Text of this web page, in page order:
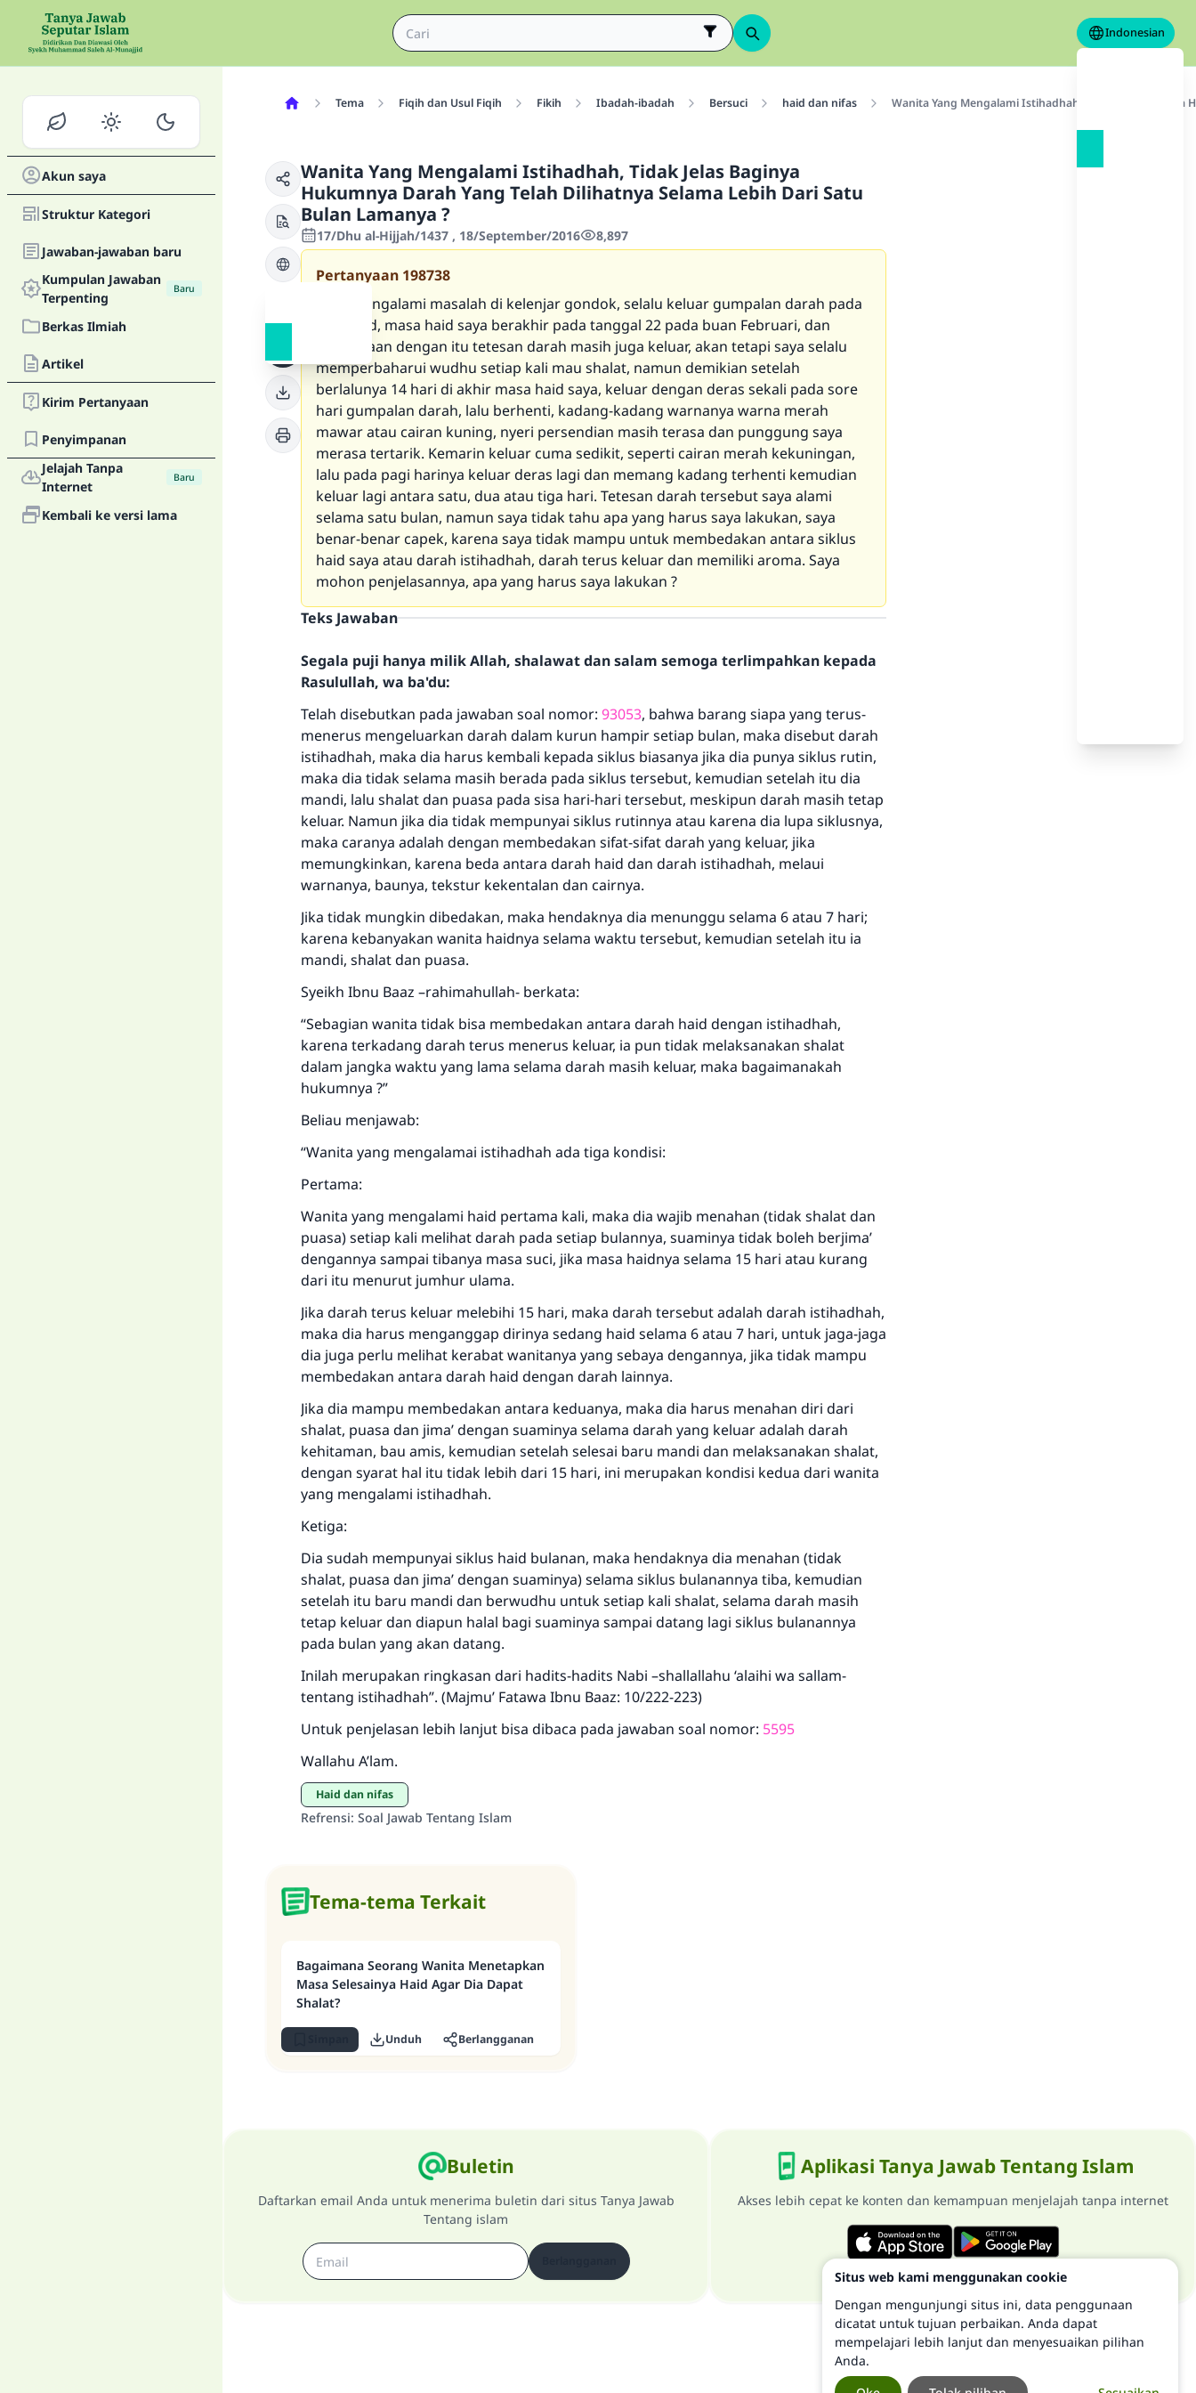
Indonesian
Akun saya
Struktur Kategori
Jawaban-jawaban baru
Kumpulan Jawaban
Terpenting
Baru
Berkas Ilmiah
Artikel
Kirim Pertanyaan
Penyimpanan
Jelajah Tanpa
Internet
Baru
Kembali ke versi lama
Tema Fiqih dan Usul Fiqih Fikih Ibadah-ibadah Bersuci haid dan nifas Wanita Yang Mengalami Istihadhah, Tidak Jelas Baginya
Wanita Yang Mengalami Istihadhah, Tidak Jelas Baginya
Hukumnya Darah Yang Telah Dilihatnya Selama Lebih Dari Satu
Bulan Lamanya ?
17/Dhu al-Hijjah/1437 , 18/September/2016 8,897
Pertanyaan 198738
Saya mengalami masalah di kelenjar gondok, selalu keluar gumpalan darah pada
saat haid, masa haid saya berakhir pada tanggal 22 pada buan Februari, dan
bersamaan dengan itu tetesan darah masih juga keluar, akan tetapi saya selalu
memperbaharui wudhu setiap kali mau shalat, namun demikian setelah
berlalunya 14 hari di akhir masa haid saya, keluar dengan deras sekali pada sore
hari gumpalan darah, lalu berhenti, kadang-kadang warnanya warna merah
mawar atau cairan kuning, nyeri persendian masih terasa dan punggung saya
merasa tertarik. Kemarin keluar cuma sedikit, seperti cairan merah kekuningan,
lalu pada pagi harinya keluar deras lagi dan memang kadang terhenti kemudian
keluar lagi antara satu, dua atau tiga hari. Tetesan darah tersebut saya alami
selama satu bulan, namun saya tidak tahu apa yang harus saya lakukan, saya
benar-benar capek, karena saya tidak mampu untuk membedakan antara siklus
haid saya atau darah istihadhah, darah terus keluar dan memiliki aroma. Saya
mohon penjelasannya, apa yang harus saya lakukan ?
Teks Jawaban
Segala puji hanya milik Allah, shalawat dan salam semoga terlimpahkan kepada
Rasulullah, wa ba'du:
Telah disebutkan pada jawaban soal nomor: 93053, bahwa barang siapa yang terus-
menerus mengeluarkan darah dalam kurun hampir setiap bulan, maka disebut darah
istihadhah, maka dia harus kembali kepada siklus biasanya jika dia punya siklus rutin,
maka dia tidak selama masih berada pada siklus tersebut, kemudian setelah itu dia
mandi, lalu shalat dan puasa pada sisa hari-hari tersebut, meskipun darah masih tetap
keluar. Namun jika dia tidak mempunyai siklus rutinnya atau karena dia lupa siklusnya,
maka caranya adalah dengan membedakan sifat-sifat darah yang keluar, jika
memungkinkan, karena beda antara darah haid dan darah istihadhah, melaui
warnanya, baunya, tekstur kekentalan dan cairnya.
Jika tidak mungkin dibedakan, maka hendaknya dia menunggu selama 6 atau 7 hari;
karena kebanyakan wanita haidnya selama waktu tersebut, kemudian setelah itu ia
mandi, shalat dan puasa.
Syeikh Ibnu Baaz –rahimahullah- berkata:
“Sebagian wanita tidak bisa membedakan antara darah haid dengan istihadhah,
karena terkadang darah terus menerus keluar, ia pun tidak melaksanakan shalat
dalam jangka waktu yang lama selama darah masih keluar, maka bagaimanakah
hukumnya ?”
Beliau menjawab:
“Wanita yang mengalamai istihadhah ada tiga kondisi:
Pertama:
Wanita yang mengalami haid pertama kali, maka dia wajib menahan (tidak shalat dan
puasa) setiap kali melihat darah pada setiap bulannya, suaminya tidak boleh berjima’
dengannya sampai tibanya masa suci, jika masa haidnya selama 15 hari atau kurang
dari itu menurut jumhur ulama.
Jika darah terus keluar melebihi 15 hari, maka darah tersebut adalah darah istihadhah,
maka dia harus menganggap dirinya sedang haid selama 6 atau 7 hari, untuk jaga-jaga
dia juga perlu melihat kerabat wanitanya yang sebaya dengannya, jika tidak mampu
membedakan antara darah haid dengan darah lainnya.
Jika dia mampu membedakan antara keduanya, maka dia harus menahan diri dari
shalat, puasa dan jima’ dengan suaminya selama darah yang keluar adalah darah
kehitaman, bau amis, kemudian setelah selesai baru mandi dan melaksanakan shalat,
dengan syarat hal itu tidak lebih dari 15 hari, ini merupakan kondisi kedua dari wanita
yang mengalami istihadhah.
Ketiga:
Dia sudah mempunyai siklus haid bulanan, maka hendaknya dia menahan (tidak
shalat, puasa dan jima’ dengan suaminya) selama siklus bulanannya tiba, kemudian
setelah itu baru mandi dan berwudhu untuk setiap kali shalat, selama darah masih
tetap keluar dan diapun halal bagi suaminya sampai datang lagi siklus bulanannya
pada bulan yang akan datang.
Inilah merupakan ringkasan dari hadits-hadits Nabi –shallallahu ‘alaihi wa sallam-
tentang istihadhah”. (Majmu’ Fatawa Ibnu Baaz: 10/222-223)
Untuk penjelasan lebih lanjut bisa dibaca pada jawaban soal nomor: 5595
Wallahu A’lam.
haid dan nifas
Refrensi: Soal Jawab Tentang Islam
Tema-tema Terkait
Bagaimana Seorang Wanita Menetapkan
Masa Selesainya Haid Agar Dia Dapat
Shalat?
Unduh Berlangganan
Buletin
Daftarkan email Anda untuk menerima buletin dari situs Tanya Jawab
Tentang islam
Aplikasi Tanya Jawab Tentang Islam
Akses lebih cepat ke konten dan kemampuan menjelajah tanpa internet
Bantu kami dalam memberikan jawaban untuk umat
"Siapa yang menunjukkan suatu kebaikan, meka dia akan
mendapatkan pahala yang sama dengan orang yang
melakukannya"
Saham
Situs web kami menggunakan cookie
Dengan mengunjungi situs ini, data penggunaan
dicatat untuk tujuan perbaikan. Anda dapat
mempelajari lebih lanjut dan menyesuaikan pilihan
Anda.